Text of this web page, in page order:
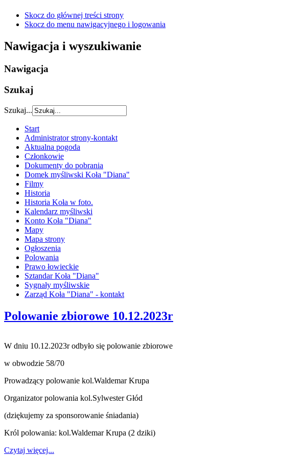
Skocz do głównej treści strony
Skocz do menu nawigacyjnego i logowania
Nawigacja i wyszukiwanie
Nawigacja
Szukaj
Szukaj...
Start
Administrator strony-kontakt
Aktualna pogoda
Członkowie
Dokumenty do pobrania
Domek myśliwski Koła "Diana"
Filmy
Historia
Historia Koła w foto.
Kalendarz myśliwski
Konto Koła "Diana"
Mapy
Mapa strony
Ogłoszenia
Polowania
Prawo łowieckie
Sztandar Koła "Diana"
Sygnały myśliwskie
Zarząd Koła "Diana" - kontakt
Polowanie zbiorowe 10.12.2023r
W dniu 10.12.2023r odbyło się polowanie zbiorowe
w obwodzie 58/70
Prowadzący polowanie kol.Waldemar Krupa
Organizator polowania kol.Sylwester Głód
(dziękujemy za sponsorowanie śniadania)
Król polowania: kol.Waldemar Krupa (2 dziki)
Czytaj więcej...